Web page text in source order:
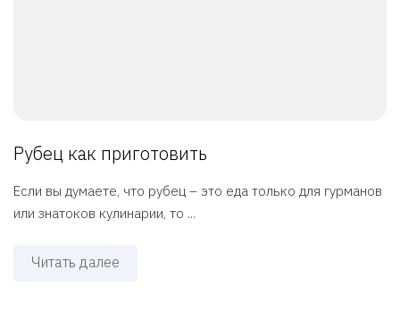
Рубец как приготовить
Если вы думаете, что рубец – это еда только для гурманов
или знатоков кулинарии, то ...
Читать далее